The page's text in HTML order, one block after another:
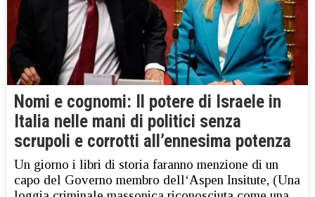
Nomi e cognomi: Il potere di Israele in
Italia nelle mani di politici senza
scrupoli e corrotti all’ennesima potenza
Un giorno i libri di storia faranno menzione di un
capo del Governo membro dell‘Aspen Insitute, (Una